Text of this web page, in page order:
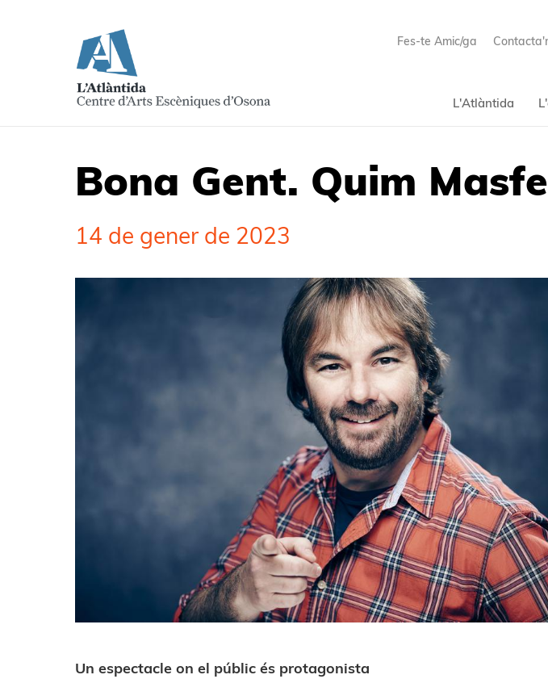
Fes-te Amic/ga
L'Atlàntida
Bona Gent. Quim
14 de gener de 2023
Un espectacle on el públic és protagonista